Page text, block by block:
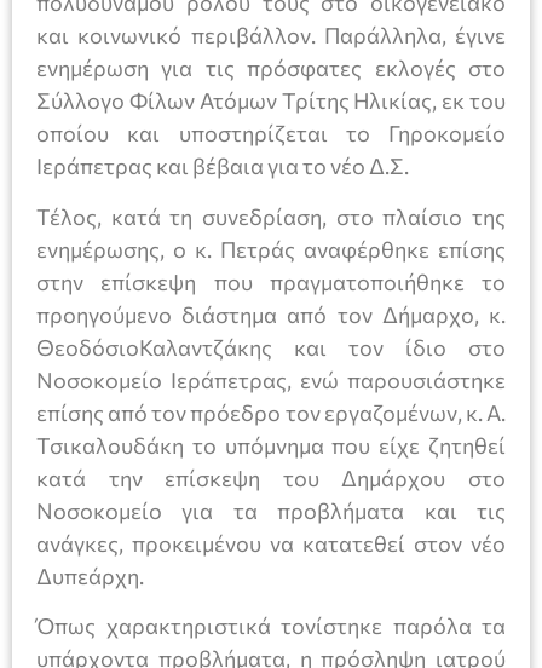
και κοινωνικό περιβάλλον. Παράλληλα, έγινε
ενημέρωση για τις πρόσφατες εκλογές στο
Σύλλογο Φίλων Ατόμων Τρίτης Ηλικίας, εκ του
οποίου και υποστηρίζεται το Γηροκομείο
Ιεράπετρας και βέβαια για το νέο Δ.Σ.
Τέλος, κατά τη συνεδρίαση, στο πλαίσιο της
ενημέρωσης, ο κ. Πετράς αναφέρθηκε επίσης
στην επίσκεψη που πραγματοποιήθηκε το
προηγούμενο διάστημα από τον Δήμαρχο, κ.
ΘεοδόσιοΚαλαντζάκης και τον ίδιο στο
Νοσοκομείο Ιεράπετρας, ενώ παρουσιάστηκε
επίσης από τον πρόεδρο τον εργαζομένων, κ. Α.
Τσικαλουδάκη το υπόμνημα που είχε ζητηθεί
κατά την επίσκεψη του Δημάρχου στο
Νοσοκομείο για τα προβλήματα και τις
ανάγκες, προκειμένου να κατατεθεί στον νέο
Δυπεάρχη.
Όπως χαρακτηριστικά τονίστηκε παρόλα τα
υπάρχοντα προβλήματα, η πρόσληψη ιατρού